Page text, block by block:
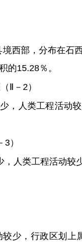
境西部，分布在石
的15.28％。
Ⅱ －2）
，人类工程活动
3）
，人类工程活动较
较少，行政区划上